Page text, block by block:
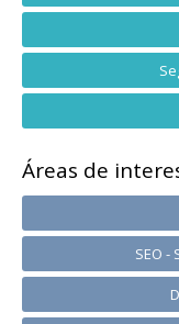
Áreas de
SEO -